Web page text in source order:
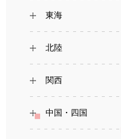
東海
北陸
関西
中国・四国